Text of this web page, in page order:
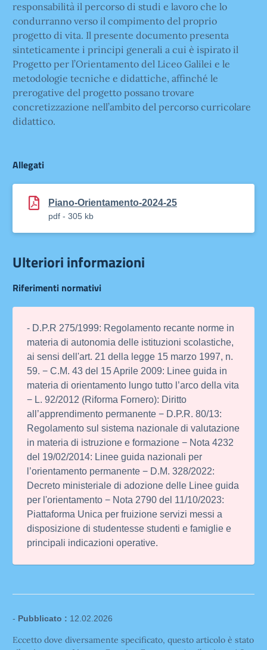
responsabilità il percorso di studi e lavoro che lo
condurranno verso il compimento del proprio
progetto di vita. Il presente documento presenta
sinteticamente i principi generali a cui è ispirato il
Progetto per l’Orientamento del Liceo Galilei e le
metodologie tecniche e didattiche, affinché le
prerogative del progetto possano trovare
concretizzazione nell’ambito del percorso curricolare
didattico.
Allegati
Piano-Orientamento-2024-25
pdf - 305 kb
Ulteriori informazioni
Riferimenti normativi
- D.P.R 275/1999: Regolamento recante norme in
materia di autonomia delle istituzioni scolastiche,
ai sensi dell'art. 21 della legge 15 marzo 1997, n.
59. − C.M. 43 del 15 Aprile 2009: Linee guida in
materia di orientamento lungo tutto l’arco della vita
− L. 92/2012 (Riforma Fornero): Diritto
all’apprendimento permanente − D.P.R. 80/13:
Regolamento sul sistema nazionale di valutazione
in materia di istruzione e formazione − Nota 4232
del 19/02/2014: Linee guida nazionali per
l’orientamento permanente − D.M. 328/2022:
Decreto ministeriale di adozione delle Linee guida
per l'orientamento − Nota 2790 del 11/10/2023:
Piattaforma Unica per fruizione servizi messi a
disposizione di studentesse studenti e famiglie e
principali indicazioni operative.
- Pubblicato : 12.02.2026
Eccetto dove diversamente specificato, questo articolo è stato